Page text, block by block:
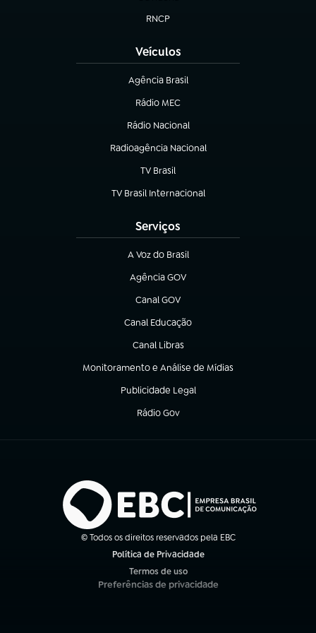
RNCP
(abre em nova aba)
Veículos
Agência Brasil
(abre em nova aba)
Rádio MEC
(abre em nova aba)
Rádio Nacional
Radioagência Nacional
(abre em nova aba)
TV Brasil
(abre em nova aba)
TV Brasil Internacional
(abre em nova aba)
Serviços
A Voz do Brasil
(abre em nova aba)
Agência GOV
(abre em nova aba)
Canal GOV
(abre em nova aba)
Canal Educação
(abre em nova aba)
Canal Libras
(abre em nova aba)
Monitoramento e Análise de Mídias
(abre em nova aba)
Publicidade Legal
(abre em nova aba)
Rádio Gov
(abre em nova aba)
© Todos os direitos reservados pela EBC
Política de Privacidade
Termos de uso
(abre em nova aba)
Preferências de privacidade